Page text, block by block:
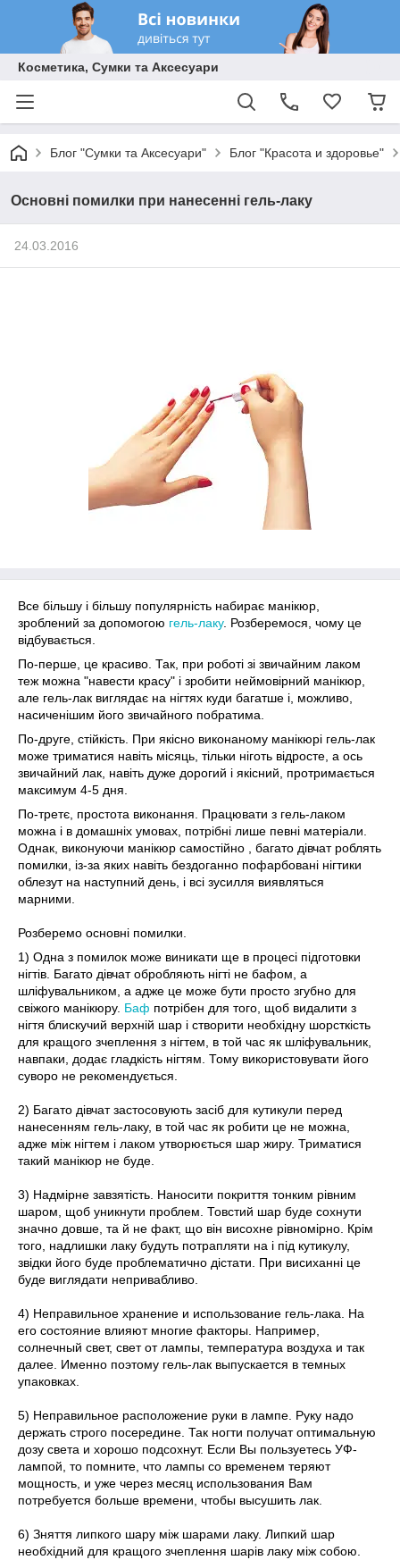
Косметика, Сумки та Аксесуари
Блог "Сумки та Аксесуари" Блог "Красота и здоровье"
Основні помилки при нанесенні гель-лаку
24.03.2016
Все більшу і більшу популярність набирає манікюр,
зроблений за допомогою гель-лаку. Розберемося, чому це
відбувається.
По-перше, це красиво. Так, при роботі зі звичайним лаком
теж можна "навести красу" і зробити неймовірний манікюр,
але гель-лак виглядає на нігтях куди багатше і, можливо,
насиченішим його звичайного побратима.
По-друге, стійкість. При якісно виконаному манікюрі гель-лак
може триматися навіть місяць, тільки ніготь відросте, а ось
звичайний лак, навіть дуже дорогий і якісний, протримається
максимум 4-5 дня.
По-третє, простота виконання. Працювати з гель-лаком
можна і в домашніх умовах, потрібні лише певні матеріали.
Однак, виконуючи манікюр самостійно , багато дівчат роблять
помилки, із-за яких навіть бездоганно пофарбовані нігтики
облезут на наступний день, і всі зусилля виявляться
марними.
Розберемо основні помилки.
1) Одна з помилок може виникати ще в процесі підготовки
нігтів. Багато дівчат обробляють нігті не бафом, а
шліфувальником, а адже це може бути просто згубно для
свіжого манікюру. Баф потрібен для того, щоб видалити з
нігтя блискучий верхній шар і створити необхідну шорсткість
для кращого зчеплення з нігтем, в той час як шліфувальник,
навпаки, додає гладкість нігтям. Тому використовувати його
суворо не рекомендується.
2) Багато дівчат застосовують засіб для кутикули перед
нанесенням гель-лаку, в той час як робити це не можна,
адже між нігтем і лаком утворюється шар жиру. Триматися
такий манікюр не буде.
3) Надмірне завзятість. Наносити покриття тонким рівним
шаром, щоб уникнути проблем. Товстий шар буде сохнути
значно довше, та й не факт, що він висохне рівномірно. Крім
того, надлишки лаку будуть потрапляти на і під кутикулу,
звідки його буде проблематично дістати. При висиханні це
буде виглядати непривабливо.
4) Неправильное хранение и использование гель-лака. На
его состояние влияют многие факторы. Например,
солнечный свет, свет от лампы, температура воздуха и так
далее. Именно поэтому гель-лак выпускается в темных
упаковках.
5) Неправильное расположение руки в лампе. Руку надо
держать строго посередине. Так ногти получат оптимальную
дозу света и хорошо подсохнут. Если Вы пользуетесь УФ-
лампой, то помните, что лампы со временем теряют
мощность, и уже через месяц использования Вам
потребуется больше времени, чтобы высушить лак.
6) Зняття липкого шару між шарами лаку. Липкий шар
необхідний для кращого зчеплення шарів лаку між собою.